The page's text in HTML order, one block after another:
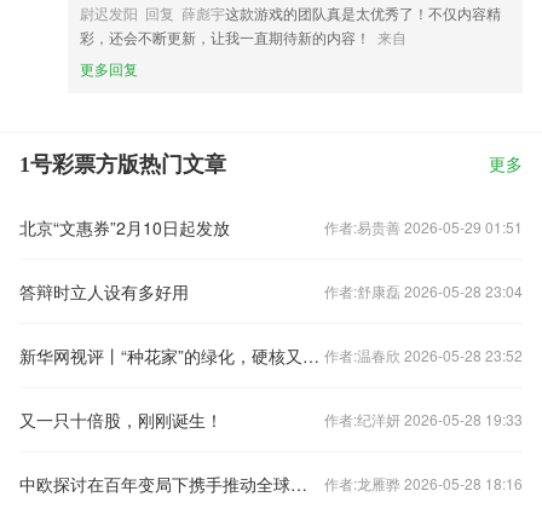
尉迟发阳 回复 薛彪宇这款游戏的团队真是太优秀了！不仅内容精
彩，还会不断更新，让我一直期待新的内容！
来自
更多回复
1号彩票方版热门文章 更多
北京“文惠券”2月10日起发放 作者:易贵善 2026-05-29 01:51
答辩时立人设有多好用 作者:舒康磊 2026-05-28 23:04
新华网视评丨“种花家”的绿化，硬核又浪漫 作者:温春欣 2026-05-28 23:52
又一只十倍股，刚刚诞生！ 作者:纪洋妍 2026-05-28 19:33
中欧探讨在百年变局下携手推动全球人权事业发展 作者:龙雁骅 2026-05-28 18:16